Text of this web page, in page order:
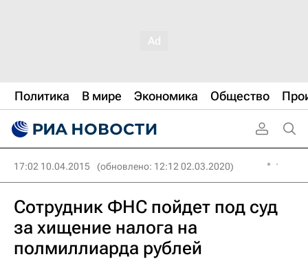
Политика В мире Экономика Общество
17:02 10.04.2015 (обновлено: 12:12 02.03.2020)
Сотрудник ФНС пойдет под суд
за хищение налога на
полмиллиарда рублей